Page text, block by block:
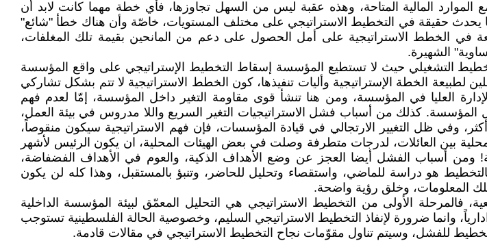
الموارد المالية المتاحة، وهذه عقبة ليس من السهل تجاوزها، فأي خطة مهما كانت لابد أن
يحدث حقيقة في التخطيط الاستراتيجي على مختلف المستويات، خاصّة وأن هناك خطأ "شائع"
في الخطط الاستراتيجية على أمل الحصول على دعم من المانحين بقيمة تلك المغلفات،
الشهيرة.
التشغيلي حيث لا تستطيع المؤسسة إسقاط التخطيط الإستراتيجي على واقع المؤسسة
الخطة الإستراتيجية وأليات تنفيذها، كون الخطط الاستراتيجية لا تتم بشكل تشاركي
العليا في المؤسسة، ومن هنا تنشأ قوى مقاومة التغير داخل المؤسسة، إمّا لعدم فهم
المؤسسة. كذلك من أسباب فشل الاستراتيجيات التغير السريع واللا مدروس في بيئة العمل،
الأحيان، خطة بعيدة المدى، تمتد من 3-5 سنوات وأحيانا أكثر، وفي ظل التغيير الارتجالي في قيادة المؤسسات، فإن فهم الاستراتيجية سيكون منقوصاً،
بين العائلات، لدرجات متطرفة وصلت في بعض الهيئات المحلية، ان يكون الرئيس لأشهر
ومن أسباب الفشل أيضا العجز عن وضع الأهداف الذكية، والعوم في الأهداف الفضفاضة،
هو دراسة للماضي، واستقصاء وتحليل للحاضر، وتنبؤ بالمستقبل، وهذا كله لن يكون
المعلومات، وخلق رؤية واضحة.
الأولى من التخطيط الاستراتيجي هي التحليل المعمّق لبيئة المؤسسة الداخلية
وانما ضرورة لإنفاذ التخطيط الاستراتيجي السليم، وخصوصية الحالة الفلسطينية تستوجب
للفشل، وسيتم تناول مقوّمات نجاح التخطيط الاستراتيجي في مقالات قادمة.